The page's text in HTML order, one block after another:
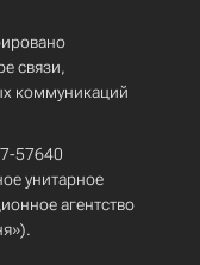
связи,
коммуникаций
57640
унитарное
агентство